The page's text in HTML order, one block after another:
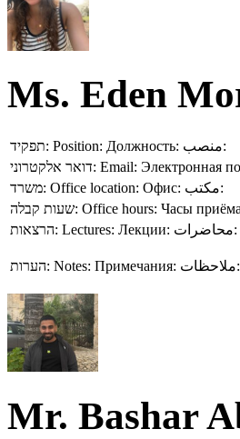
Ms. Eden
תפקיד: Position: Должность:
منصب:
דואר אלקטרוני: Email: Электронная
משרד: Office location: Офис:
مكتب:
שעות קבלה: Office hours: Часы
הרצאות: Lectures: Лекции: محاضرات:
הערות: Notes: Примечания: ملاحظات:
Mr. Bashar